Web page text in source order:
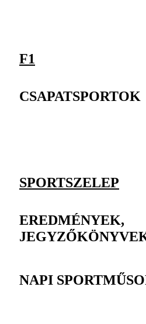
F1
CSAPATSPORTOK
SPORTSZELEP
EREDMÉNYEK,
NAPI